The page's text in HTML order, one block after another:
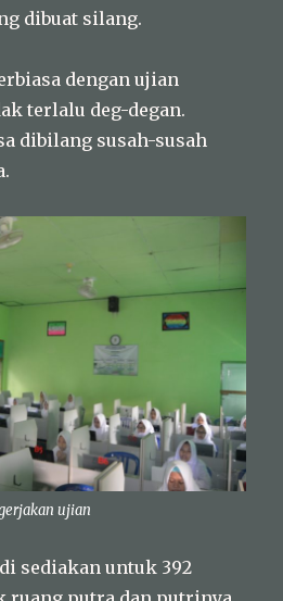
dibuat silang.
dengan ujian
terlalu deg-degan.
dibilang susah-susah
ujian
sediakan untuk 392